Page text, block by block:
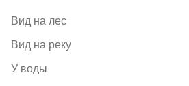
Вид на лес
Вид на реку
У воды